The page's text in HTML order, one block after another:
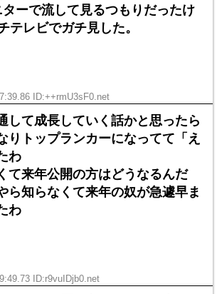
ーで流して見るつもりだったけ
テレビでガチ見した。
ID:++rmU3sF0.net
して成長していく話かと思ったら
りトップランカーになってて「え
わ
て来年公開の方はどうなるんだ
ら知らなくて来年の奴が急遽早ま
わ
ID:r9vuIDjb0.net